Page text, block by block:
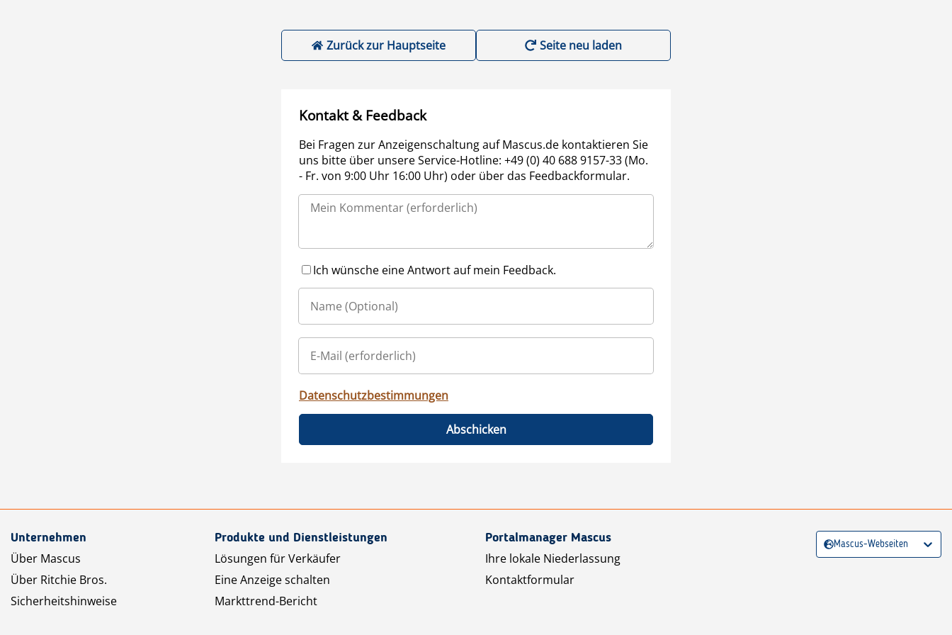
Zurück zur Hauptseite Seite neu laden
Kontakt & Feedback
Bei Fragen zur Anzeigenschaltung auf Mascus.de kontaktieren Sie
uns bitte über unsere Service-Hotline: +49 (0) 40 688 9157-33 (Mo.
- Fr. von 9:00 Uhr 16:00 Uhr) oder über das Feedbackformular.
Ich wünsche eine Antwort auf mein Feedback.
Datenschutzbestimmungen
Abschicken
Unternehmen
Über Mascus
Über Ritchie Bros.
Sicherheitshinweise
Produkte und Dienstleistungen
Lösungen für Verkäufer
Eine Anzeige schalten
Markttrend-Bericht
Portalmanager Mascus
Ihre lokale Niederlassung
Kontaktformular
Mascus-Webseiten